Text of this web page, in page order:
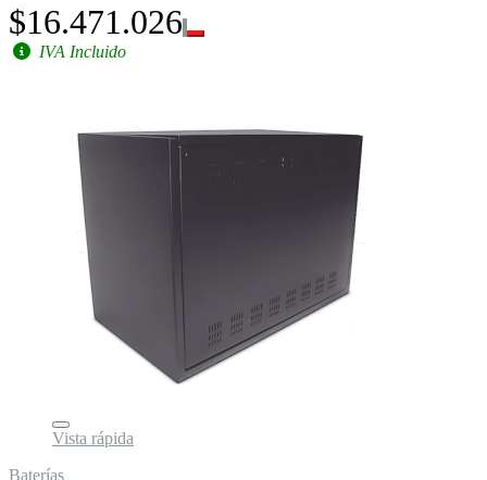
$16.471.026
IVA Incluido
Vista rápida
Baterías